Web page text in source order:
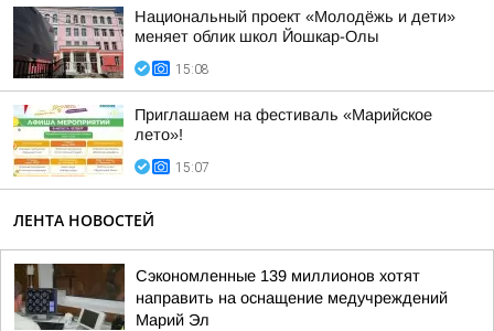
Национальный проект «Молодёжь и дети»
меняет облик школ Йошкар-Олы
15:08
Приглашаем на фестиваль «Марийское
лето»!
15:07
ЛЕНТА НОВОСТЕЙ
Сэкономленные 139 миллионов хотят
направить на оснащение медучреждений
Марий Эл